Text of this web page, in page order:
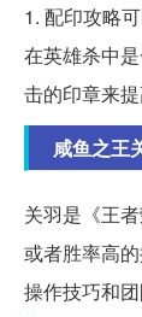
1. 配印攻略
在英雄杀中
击的印章来
咸鱼之王
关羽是《王
或者胜率高
操作技巧和